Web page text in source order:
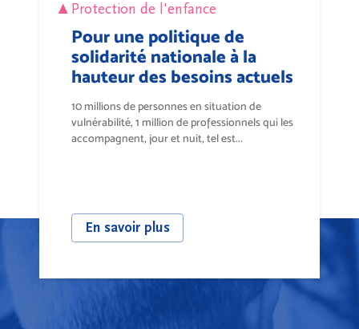
Protection de l'enfance
Pour une politique de
solidarité nationale à la
hauteur des besoins actuels
10 millions de personnes en situation de
vulnérabilité, 1 million de professionnels qui les
accompagnent, jour et nuit, tel est...
En savoir plus